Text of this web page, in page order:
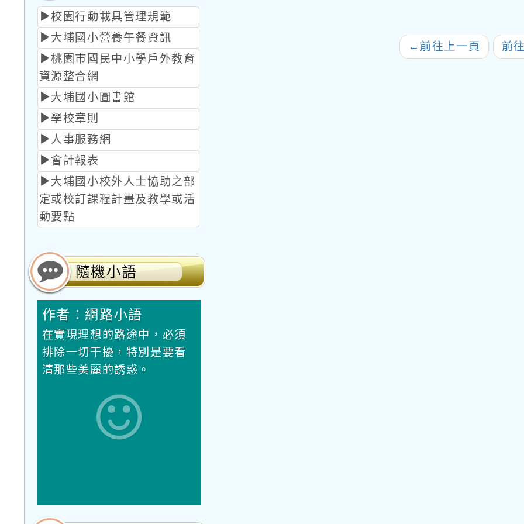
校園行動載具管理規範
大埔國小營養午餐資訊
桃園市國民中小學戶外教育
資源整合網
大埔國小圖書館
學校章則
人事服務網
會計報表
大埔國小校外人士協助之部
定或校訂課程計畫及教學或活
動要點
隨機小語
作者：網路小語
在實現理想的路途中，必須
排除一切干擾，特別是要看
清那些美麗的誘惑。
← 前往上一頁 前